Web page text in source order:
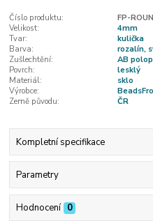
Číslo produktu:
FP-
Velikost:
4mm
Tvar:
kulička
Barva:
rozalín,
Zušlechtění:
AB
Povrch:
lesklý
Materiál:
sklo
Výrobce:
Země původu:
ČR
Kompletní specifikace
Parametry
Hodnocení 0